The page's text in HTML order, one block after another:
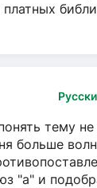
тему не
больше
"а" и